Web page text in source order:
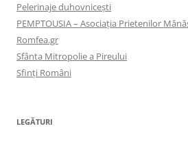
Pelerinaje duhovnicești
PEMPTOUSIA – Asociația Prietenilor
Romfea.gr
Sfânta Mitropolie a Pireului
Sfinţi Români
LEGĂTURI